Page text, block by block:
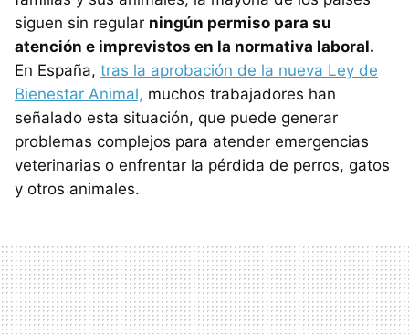
siguen sin regular ningún permiso para su
atención e imprevistos en la normativa laboral.
En España, tras la aprobación de la nueva Ley de
Bienestar Animal, muchos trabajadores han
señalado esta situación, que puede generar
problemas complejos para atender emergencias
veterinarias o enfrentar la pérdida de perros, gatos
y otros animales.